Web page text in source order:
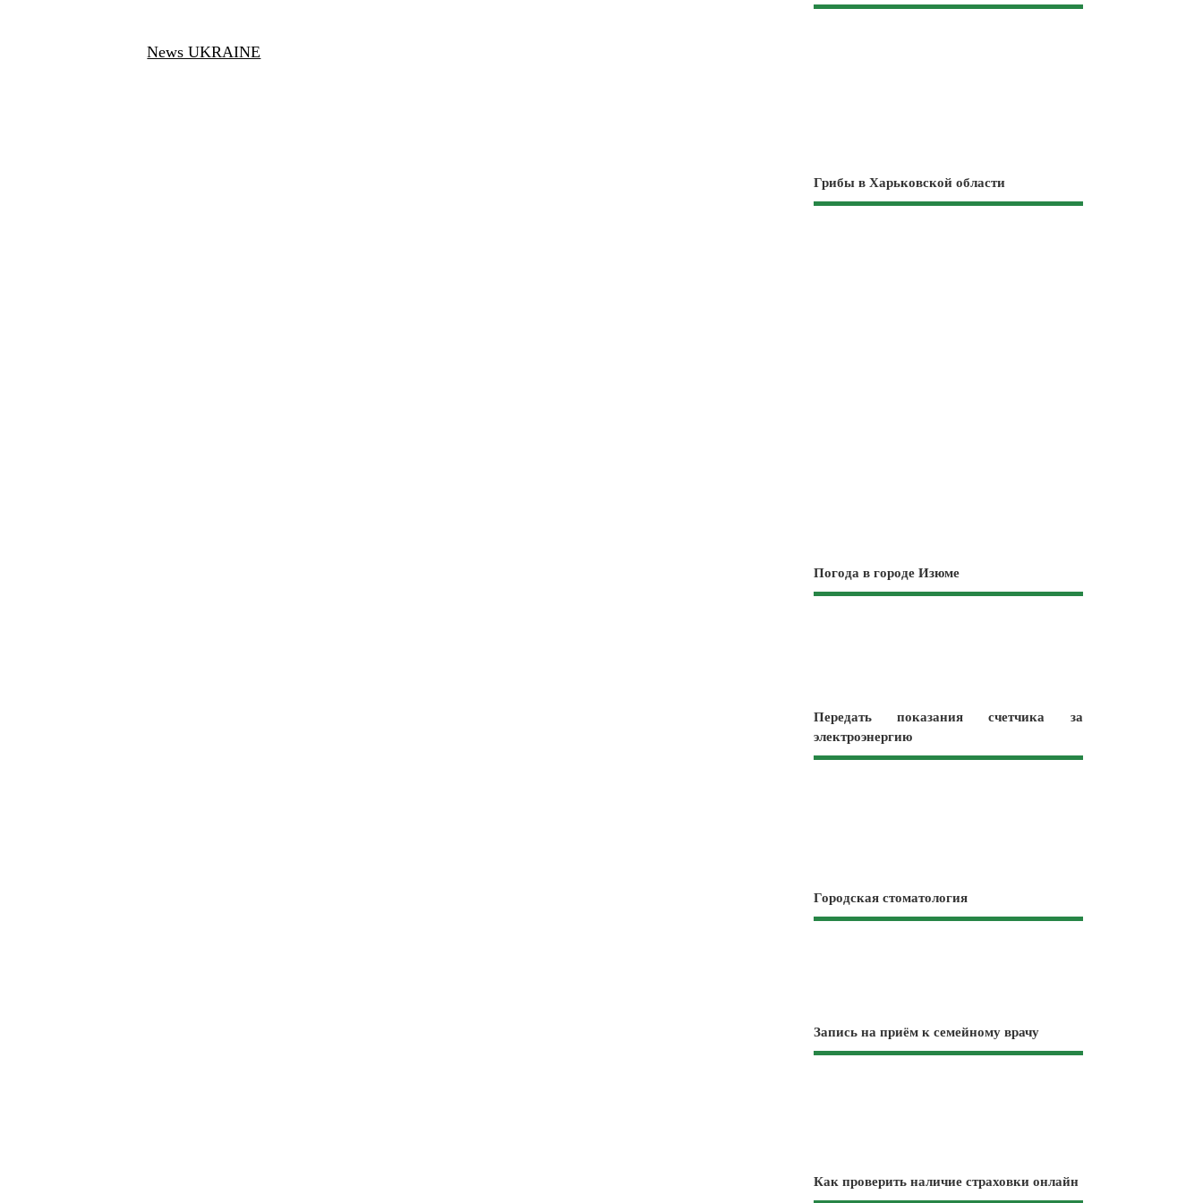
News UKRAINE
Грибы в Харьковской области
Погода в городе Изюме
Передать показания счетчика за
электроэнергию
Городская стоматология
Запись на приём к семейному врачу
Как проверить наличие страховки онлайн